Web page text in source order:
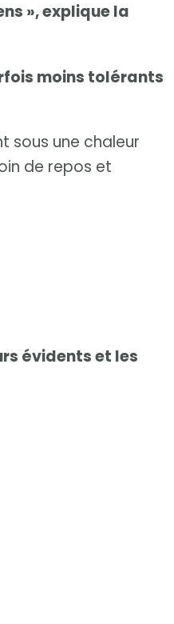
», explique la
moins tolérants
sous une chaleur
de repos et
évidents et les